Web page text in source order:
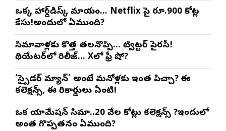
ఒక్క హార్డ్‌డిస్క్ మాయం… Netflix పై రూ.900 కోట్ల
కేసు!అందులో ఏముంది?
సినిమావాళ్లకు కొత్త తలనొప్పి… ట్విట్టర్ పైరసీ!
థియేటర్‌లో రిలీజ్… Xలో ఫ్రీ షో?
‘స్పైడర్ మ్యాన్’ అంటే మనోళ్లకు ఇంత పిచ్చా? ఈ
కలెక్షన్స్, ఈ రికార్డులు ఏంటి!
ఒక యానిమేషన్ సినిమా..20 వేల కోట్లు కలెక్షన్స్ ?ఇందులో
అంత గొప్పతనం ఏముంది?